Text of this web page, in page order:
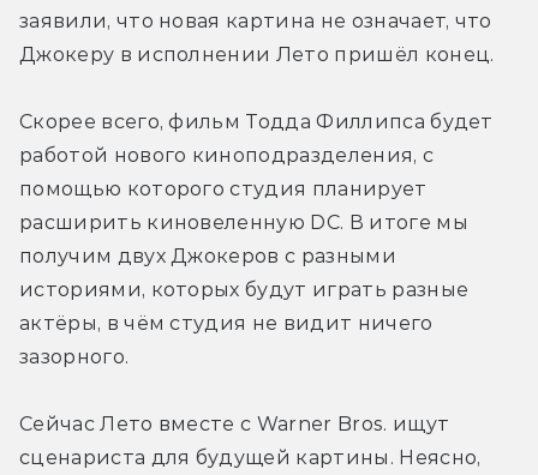
заявили, что новая картина не означает, что
Джокеру в исполнении Лето пришёл конец.
Скорее всего, фильм Тодда Филлипса будет
работой нового киноподразделения, с
помощью которого студия планирует
расширить киновеленную DC. В итоге мы
получим двух Джокеров с разными
историями, которых будут играть разные
актёры, в чём студия не видит ничего
зазорного.
Сейчас Лето вместе с Warner Bros. ищут
сценариста для будущей картины. Неясно,